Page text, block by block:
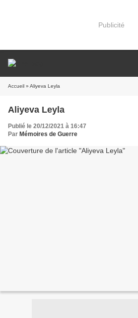
Publicité
Accueil » Aliyeva Leyla
Aliyeva Leyla
Publié le 20/12/2021 à 16:47
Par Mémoires de Guerre